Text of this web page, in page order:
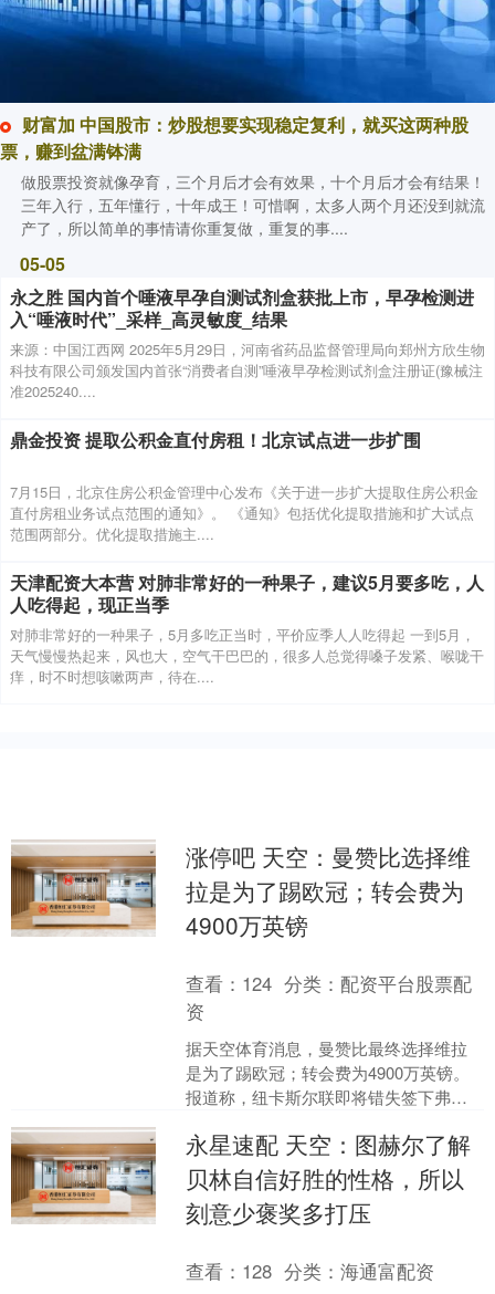
财富加 中国股市：炒股想要实现稳定复利，就买这两种股
票，赚到盆满钵满
做股票投资就像孕育，三个月后才会有效果，十个月后才会有结果！
三年入行，五年懂行，十年成王！可惜啊，太多人两个月还没到就流
产了，所以简单的事情请你重复做，重复的事....
05-05
永之胜 国内首个唾液早孕自测试剂盒获批上市，早孕检测进
入“唾液时代”_采样_高灵敏度_结果
来源：中国江西网 2025年5月29日，河南省药品监督管理局向郑州方欣生物
科技有限公司颁发国内首张“消费者自测”唾液早孕检测试剂盒注册证(豫械注
准2025240....
鼎金投资 提取公积金直付房租！北京试点进一步扩围
7月15日，北京住房公积金管理中心发布《关于进一步扩大提取住房公积金
直付房租业务试点范围的通知》。 《通知》包括优化提取措施和扩大试点
范围两部分。优化提取措施主....
天津配资大本营 对肺非常好的一种果子，建议5月要多吃，人
人吃得起，现正当季
对肺非常好的一种果子，5月多吃正当时，平价应季人人吃得起 一到5月，
天气慢慢热起来，风也大，空气干巴巴的，很多人总觉得嗓子发紧、喉咙干
痒，时不时想咳嗽两声，待在....
涨停吧 天空：曼赞比选择维
拉是为了踢欧冠；转会费为
4900万英镑
查看： 124 分类：配资平台股票配
资
据天空体育消息，曼赞比最终选择维拉
是为了踢欧冠；转会费为4900万英镑。
报道称，纽卡斯尔联即将错失签下弗赖
在这场球员争夺战中....
永星速配 天空：图赫尔了解
贝林自信好胜的性格，所以
刻意少褒奖多打压
查看： 128 分类：海通富配资